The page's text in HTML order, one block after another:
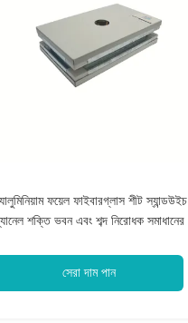
ফয়েল ফাইবারগ্লাস শীট স্যান্ডউইচ
শক্তি ভবন এবং শব্দ নিরোধক সমাধানের
সেরা দাম পান